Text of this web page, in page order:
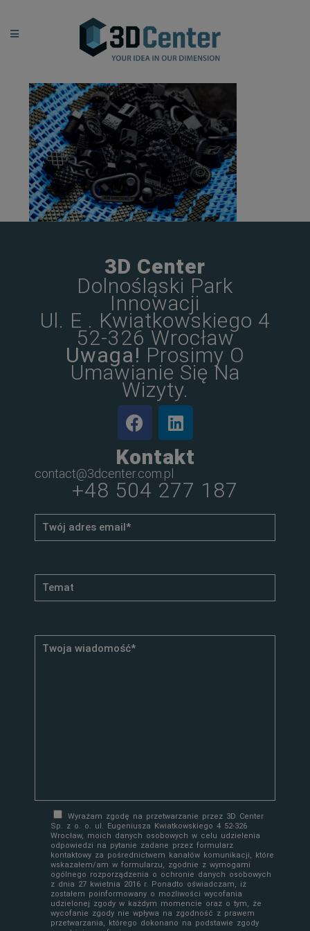
3D Center
Dolnośląski Park
Innowacji
Ul. E . Kwiatkowskiego 4
52-326 Wrocław
Uwaga! Prosimy O
Umawianie Się Na
Wizyty.
Kontakt
contact@3dcenter.com.pl
+48 504 277 187
Wyrażam zgodę na przetwarzanie przez 3D Center
Sp. z o. o. ul. Eugeniusza Kwiatkowskiego 4 52-326
Wrocław, moich danych osobowych w celu udzielenia
odpowiedzi na pytanie zadane przez formularz
kontaktowy za pośrednictwem kanałów komunikacji, które
wskazałem/am w formularzu, zgodnie z wymogami
ogólnego rozporządzenia o ochronie danych osobowych
z dnia 27 kwietnia 2016 r. Ponadto oświadczam, iż
zostałem poinformowany o możliwości wycofania
udzielonej zgody w każdym momencie oraz o tym, że
wycofanie zgody nie wpływa na zgodność z prawem
przetwarzania, którego dokonano na podstawie zgody